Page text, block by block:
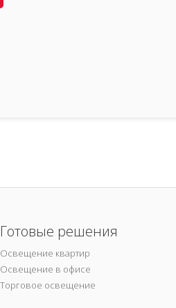
Готовые решения
Освещение квартир
Освещение в офисе
Торговое освещение